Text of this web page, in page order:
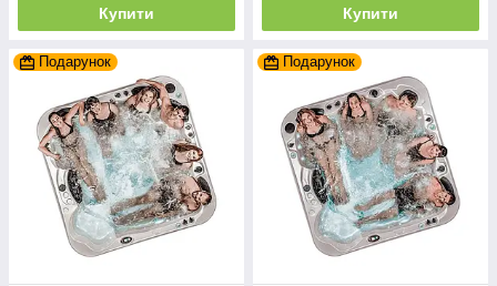
Купити Купити
Подарунок Подарунок